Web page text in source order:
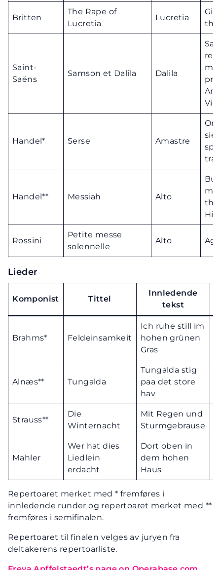
Britten
The Rape of
Lucretia
Lucretia
Saint-
Saëns
Samson et Dalila Dalila
ma
Handel* Serse Amastre
Or
Handel** Messiah Alto
the
His
Rossini
Petite messe
solennelle
Alto
Lieder
Komponist Tittel
Innledende
tekst
Brahms* Feldeinsamkeit
Ich ruhe still im
hohen grünen
Gras
Alnæs** Tungalda
Tungalda stig
paa det store
hav
Strauss**
Die
Winternacht
Mit Regen und
Sturmgebrause
Mahler
Wer hat dies
Liedlein
erdacht
Dort oben in
dem hohen
Haus
Repertoaret merket med * fremføres i
innledende runder og repertoaret merket med **
fremføres i semifinalen.
Repertoaret til finalen velges av juryen fra
deltakerens repertoarliste.